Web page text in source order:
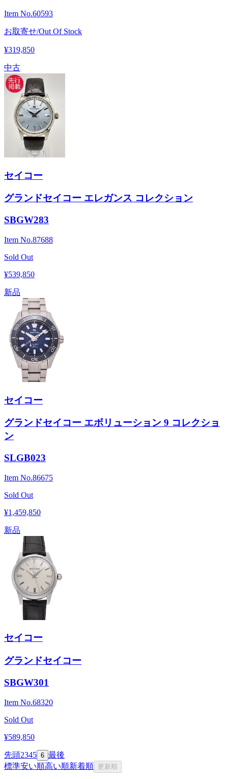
Item No.60593
お取寄せ/Out Of Stock
¥319,850
中古
セイコー
グランドセイコー エレガンス コレクション
SBGW283
Item No.87688
Sold Out
¥539,850
新品
セイコー
グランドセイコー エボリューション 9 コレクショ
ン
SLGB023
Item No.86675
Sold Out
¥1,459,850
新品
セイコー
グランドセイコー
SBGW301
Item No.68320
Sold Out
¥589,850
先頭2345 6 最後
標準安い順高い順新着順 更新順